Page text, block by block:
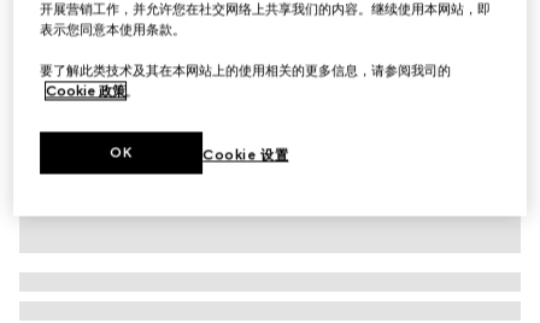
相关款式海军蓝色
开展营销工作，并允许您在社交网络上共享我们的内容。继续使用本网站，即
表示您同意本使用条款。
要了解此类技术及其在本网站上的使用相关的更多信息，请参阅我司的
Cookie 政策。
Cookie 设置
OK